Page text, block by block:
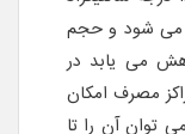
می شود و حجم
می یابد در
مصرف امکان
توان آن را تا